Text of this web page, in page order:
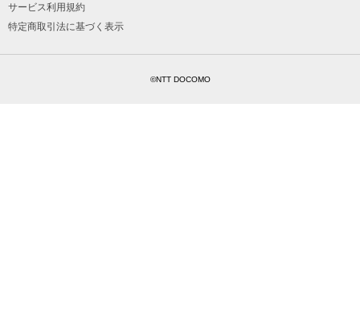
サービス利用規約
特定商取引法に基づく表示
©NTT DOCOMO